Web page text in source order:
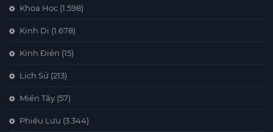
Khoa Học (1.598)
Kinh Dị (1.678)
Kinh Điển (15)
Lịch Sử (213)
Miền Tây (57)
Phiêu Lưu (3.344)